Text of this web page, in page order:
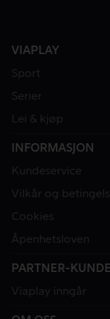
VIAPLAY
Sport
Serier
Lei & kjøp
INFORMASJON
Kundeservice
Vilkår og
Cookies
Åpenhetsloven
PARTNER-
Viaplay inngår